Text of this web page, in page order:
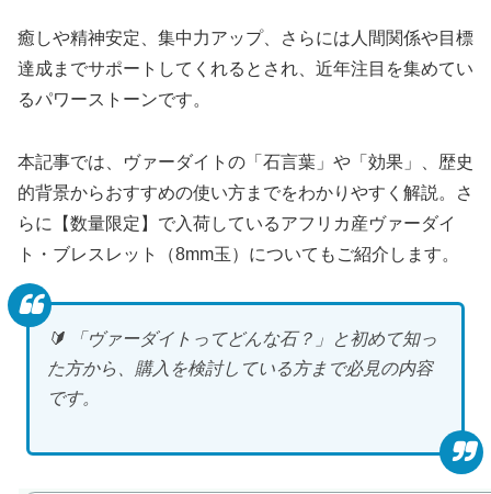
癒しや精神安定、集中力アップ、さらには人間関係や目標
達成までサポートしてくれるとされ、近年注目を集めてい
るパワーストーンです。
本記事では、ヴァーダイトの「石言葉」や「効果」、歴史
的背景からおすすめの使い方までをわかりやすく解説。さ
らに【数量限定】で入荷しているアフリカ産ヴァーダイ
ト・ブレスレット（8mm玉）についてもご紹介します。
🔰 「ヴァーダイトってどんな石？」と初めて知っ
た方から、購入を検討している方まで必見の内容
です。